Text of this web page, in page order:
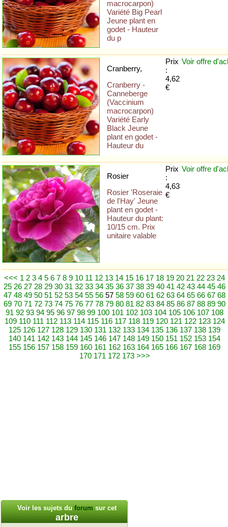
macrocarpon)
Variété Big Pearl
Jeune plant en
godet - Hauteur
du p
Cranberry,
Cranberry -
Canneberge
(Vaccinium
macrocarpon)
Variété Early
Black Jeune
plant en godet -
Hauteur du
Prix
:
4,62
€
Voir offre
Rosier
Rosier 'Roseraie
de l'Hay' Jeune
plant en godet -
Hauteur du plant:
10/15 cm. Prix
unitaire valable
Prix
:
4,63
€
Voir offre
<<< 1 2 3 4 5 6 7 8 9 10 11 12 13 14 15 16 17 18 19 20 21 22 23 24
25 26 27 28 29 30 31 32 33 34 35 36 37 38 39 40 41 42 43 44 45 46
47 48 49 50 51 52 53 54 55 56 57 58 59 60 61 62 63 64 65 66 67 68
69 70 71 72 73 74 75 76 77 78 79 80 81 82 83 84 85 86 87 88 89 90
91 92 93 94 95 96 97 98 99 100 101 102 103 104 105 106 107 108
109 110 111 112 113 114 115 116 117 118 119 120 121 122 123 124
125 126 127 128 129 130 131 132 133 134 135 136 137 138 139
140 141 142 143 144 145 146 147 148 149 150 151 152 153 154
155 156 157 158 159 160 161 162 163 164 165 166 167 168 169
170 171 172 173 >>>
Voir les sujets du forum sur cet
arbre